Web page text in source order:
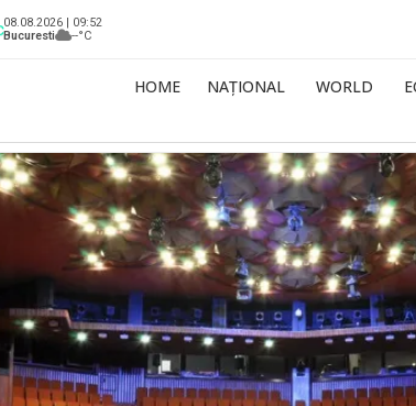
08.08.2026 | 09:52
Bucuresti
--°C
HOME NAȚIONAL WORLD